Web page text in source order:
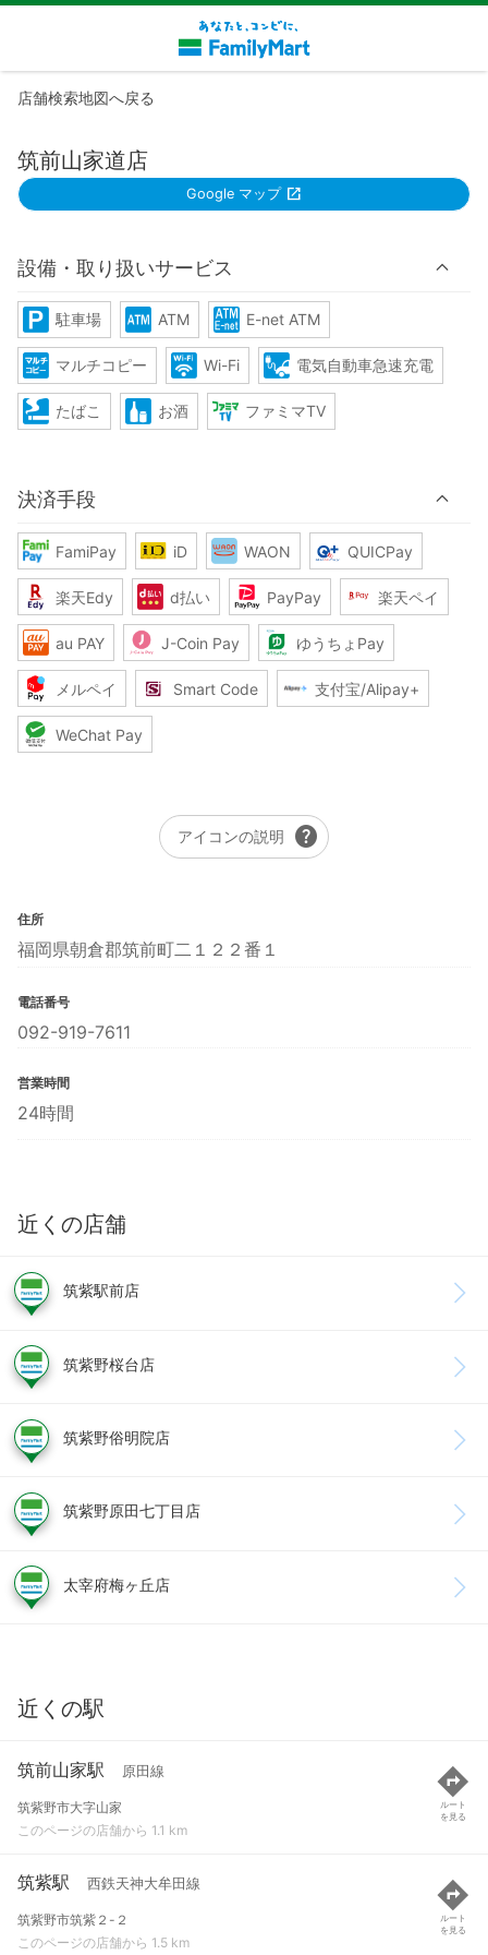
店舗検索地図へ戻る
筑前山家道店
Google マップ
設備・取り扱いサービス
駐車場 ATM E-net ATM
マルチコピー Wi-Fi 電気自動車急速充電
たばこ お酒 ファミマTV
決済手段
FamiPay iD WAON QUICPay
楽天Edy d払い PayPay 楽天ペイ
au PAY J-Coin Pay ゆうちょPay
メルペイ Smart Code 支付宝/Alipay+
WeChat Pay
アイコンの説明 help
住所
福岡県朝倉郡筑前町二１２２番１
電話番号
092-919-7611
営業時間
24時間
近くの店舗
筑紫駅前店
筑紫野桜台店
筑紫野俗明院店
筑紫野原田七丁目店
太宰府梅ヶ丘店
近くの駅
筑前山家駅 原田線
筑紫野市大字山家
このページの店舗から 1.1 km
ルート
を見る
筑紫駅 西鉄天神大牟田線
筑紫野市筑紫２-２
このページの店舗から 1.5 km
ルート
を見る